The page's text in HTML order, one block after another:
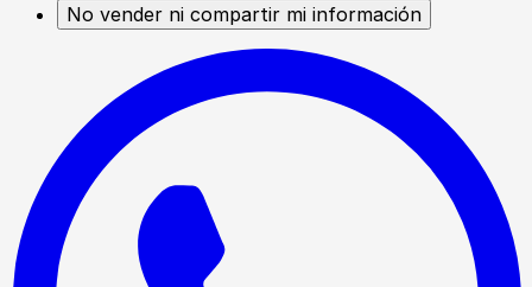
No vender ni compartir mi información